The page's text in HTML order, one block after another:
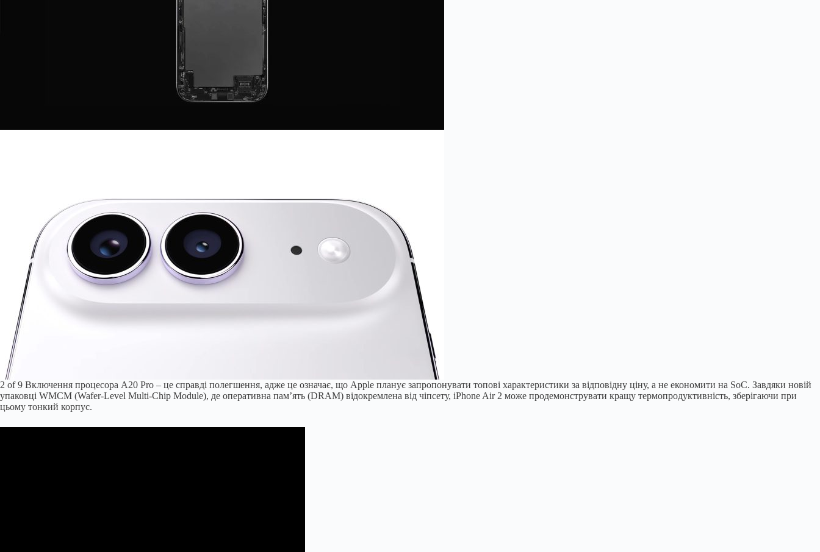
2 of 9 Включення процесора A20 Pro – це справді полегшення, адже це означає, що Apple планує запропонувати топові характеристики за відповідну ціну, а не економити на SoC. Завдяки новій
упаковці WMCM (Wafer-Level Multi-Chip Module), де оперативна пам’ять (DRAM) відокремлена від чіпсету, iPhone Air 2 може продемонструвати кращу термопродуктивність, зберігаючи при
цьому тонкий корпус.